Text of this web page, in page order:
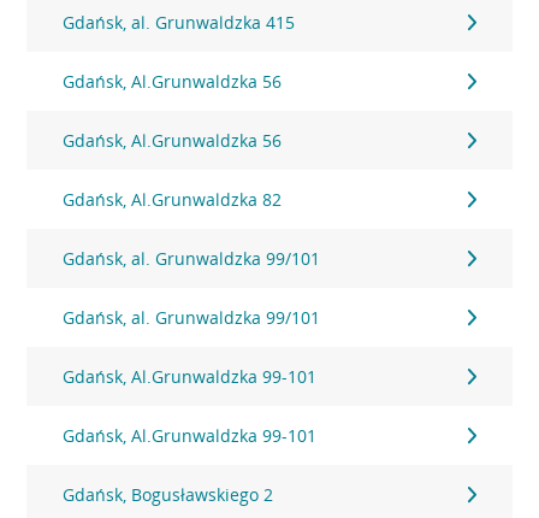
Gdańsk, al. Grunwaldzka 415
Gdańsk, Al.Grunwaldzka 56
Gdańsk, Al.Grunwaldzka 56
Gdańsk, Al.Grunwaldzka 82
Gdańsk, al. Grunwaldzka 99/101
Gdańsk, al. Grunwaldzka 99/101
Gdańsk, Al.Grunwaldzka 99-101
Gdańsk, Al.Grunwaldzka 99-101
Gdańsk, Bogusławskiego 2